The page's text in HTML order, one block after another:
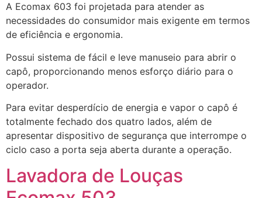
A Ecomax 603 foi projetada para atender as
necessidades do consumidor mais exigente em termos
de eficiência e ergonomia.
Possui sistema de fácil e leve manuseio para abrir o
capô, proporcionando menos esforço diário para o
operador.
Para evitar desperdício de energia e vapor o capô é
totalmente fechado dos quatro lados, além de
apresentar dispositivo de segurança que interrompe o
ciclo caso a porta seja aberta durante a operação.
Lavadora de Louças